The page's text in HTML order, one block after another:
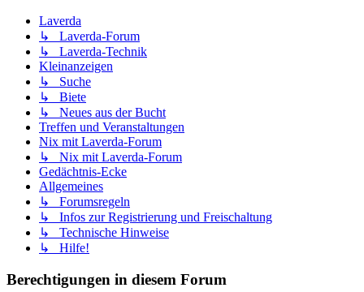
Laverda
↳ Laverda-Forum
↳ Laverda-Technik
Kleinanzeigen
↳ Suche
↳ Biete
↳ Neues aus der Bucht
Treffen und Veranstaltungen
Nix mit Laverda-Forum
↳ Nix mit Laverda-Forum
Gedächtnis-Ecke
Allgemeines
↳ Forumsregeln
↳ Infos zur Registrierung und Freischaltung
↳ Technische Hinweise
↳ Hilfe!
Berechtigungen in diesem Forum